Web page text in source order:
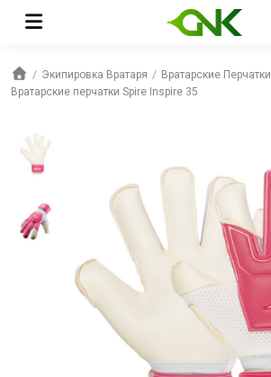
Экипировка Вратаря
Вратарские Перчатки
Вратарские перчатки Spire Inspire 35